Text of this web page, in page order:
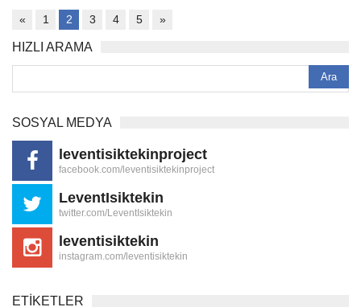
« 1 2 3 4 5 »
HIZLI ARAMA
SOSYAL MEDYA
leventisiktekinproject
facebook.com/leventisiktekinproject
LeventIsiktekin
twitter.com/LeventIsiktekin
leventisiktekin
instagram.com/leventisiktekin
ETİKETLER